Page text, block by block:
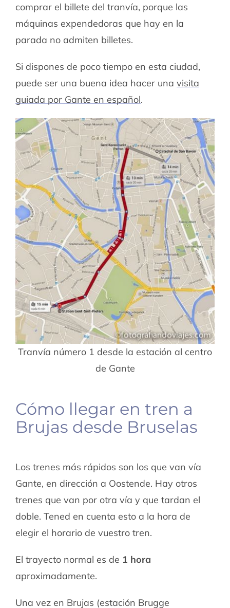
comprar el billete del tranvía, porque las
máquinas expendedoras que hay en la
parada no admiten billetes.
Si dispones de poco tiempo en esta ciudad,
puede ser una buena idea hacer una visita
guiada por Gante en español.
Tranvía número 1 desde la estación al centro
de Gante
Cómo llegar en tren a
Brujas desde Bruselas
Los trenes más rápidos son los que van vía
Gante, en dirección a Oostende. Hay otros
trenes que van por otra vía y que tardan el
doble. Tened en cuenta esto a la hora de
elegir el horario de vuestro tren.
El trayecto normal es de 1 hora
aproximadamente.
Una vez en Brujas (estación Brugge